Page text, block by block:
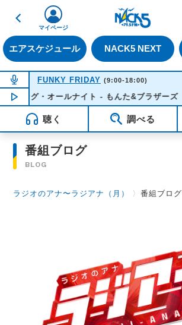
戻る
エアスケジュール NACK5 NEXT
マイページ
NOW ON AIR
FUNKY FRIDAY (9:00-18:00)
NOW PLAYING 11:13
シング・オールナイト - もんた&ブラザーズ
聴く 調べる
番組ブログ
BLOG
ラジオのアナ〜ラジアナ（月） 〉番組ブログ